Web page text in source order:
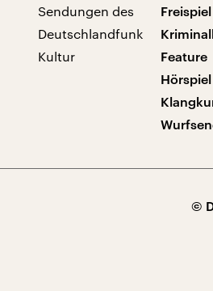
Sendungen des
Deutschlandfunk
Kultur
Freispiel
Feature
Hörspiel
©